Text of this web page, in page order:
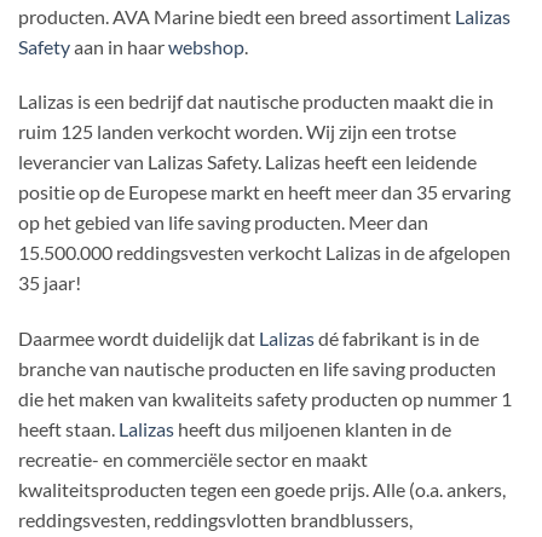
producten. AVA Marine biedt een breed assortiment Lalizas
Safetyaan in haarwebshop
Lalizas is een bedrijf dat nautische producten maakt die in
ruim 125 landen verkocht worden. Wij zijn een trotse
leverancier van Lalizas Safety. Lalizas heeft een leidende
positie op de Europese markt en heeft meer dan 35 ervaring
op het gebied van life saving producten. Meer dan
15.500.000 reddingsvesten verkocht Lalizas in de afgelopen
35 jaar!
Daarmee wordt duidelijk dat Lalizasdé fabrikant is in de
branche van nautische producten en life saving producten
die het maken van kwaliteits safety producten op nummer 1
heeft staan. Lalizas heeft dus miljoenen klanten in de
recreatie- en commerciële sector en maakt
kwaliteitsproducten tegen een goede prijs. Alle (o.a. ankers,
reddingsvesten, reddingsvlotten brandblussers,